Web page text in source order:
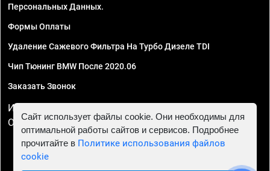
Персональных Данных.
Формы Оплаты
Удаление Сажевого Фильтра На Турбо Дизеле TDI
Чип Тюнинг BMW После 2020.06
Заказать Звонок
ИП Смирнов Георгий Павлович. ИНН 781302555843,
ОГРНИП 324470400032610
Сайт использует файлы cookie. Они необходимы для
оптимальной работы сайтов и сервисов. Подробнее
прочитайте в Политике использования файлов
cookie